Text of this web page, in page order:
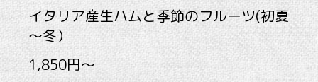
イタリア産生ハムと季節のフルーツ(初夏
～冬）
1,850円～